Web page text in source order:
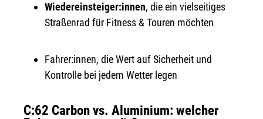
Wiedereinsteiger:innen, die ein vielseitiges
Straßenrad für Fitness & Touren möchten
Fahrer:innen, die Wert auf Sicherheit und
Kontrolle bei jedem Wetter legen
C:62 Carbon vs. Aluminium: welcher